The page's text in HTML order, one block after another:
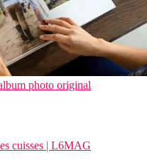
photo original
cuisses | L6MAG